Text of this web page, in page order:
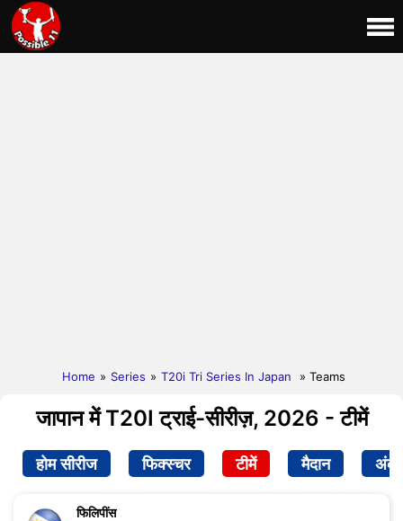
Home » Series » T20i Tri Series In Japan » Teams
जापान में T20I ट्राई-सीरीज़, 2026 - टीमें
होम सीरीज फिक्स्चर टीमें मैदान अंक
फिलिपींस